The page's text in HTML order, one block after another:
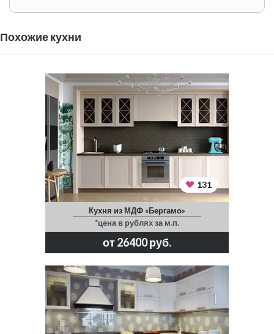
Похожие кухни
131
Кухня из МДФ «Бергамо»
*цена в рублях за м.п.
от 26400 руб.